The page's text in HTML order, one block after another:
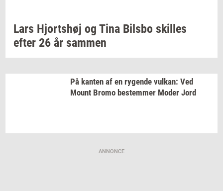
Lars Hjorts­høj og Tina Bils­bo skil­les
efter 26 år sam­men
På kan­ten af en ry­gen­de vulkan: Ved
Mount Bromo be­stem­mer Moder Jord
ANNONCE